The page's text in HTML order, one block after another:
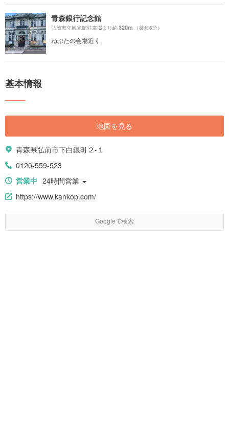
青森銀行記念館
弘前市立観光館駐車場より約320m （徒歩6分）
ねぷたの会場近く。
基本情報
地図を見る
青森県弘前市下白銀町２-１
0120-559-523
営業中 24時間営業
https://www.kankop.com/
Googleで検索